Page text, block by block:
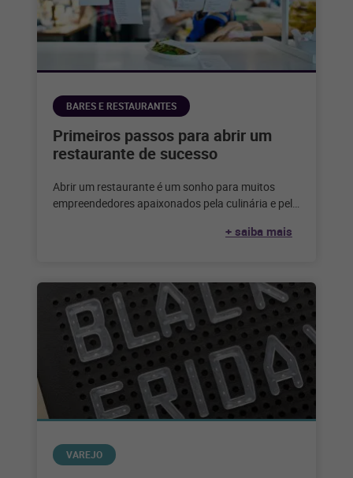
BARES E RESTAURANTES
Primeiros passos para abrir um
restaurante de sucesso
Abrir um restaurante é um sonho para muitos
empreendedores apaixonados pela culinária e pelo
+ saiba mais
VAREJO